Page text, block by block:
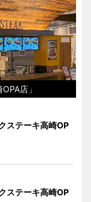
店」
ステーキ高崎OP
ステーキ高崎OP